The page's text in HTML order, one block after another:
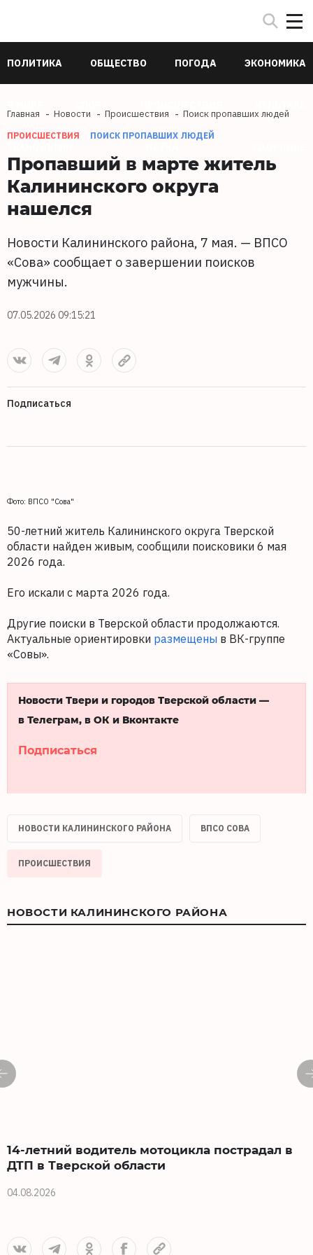
ПОЛИТИКА ОБЩЕСТВО ПОГОДА ЭКОНОМИКА
Главная Новости Происшествия Поиск пропавших людей
ПРОИСШЕСТВИЯ ПОИСК ПРОПАВШИХ ЛЮДЕЙ
Пропавший в марте житель
Калининского округа
нашелся
Новости Калининского района, 7 мая. — ВПСО
«Сова» сообщает о завершении поисков
мужчины.
07.05.2026 09:15:21
Подписаться
Фото: ВПСО "Сова"
50-летний житель Калининского округа Тверской
области найден живым, сообщили поисковики 6 мая
2026 года.
Его искали с марта 2026 года.
Другие поиски в Тверской области продолжаются.
Актуальные ориентировки размещены в ВК-группе
«Совы».
Новости Твери и городов Тверской области —
в Телеграм, в ОК и Вконтакте
Подписаться
НОВОСТИ КАЛИНИНСКОГО РАЙОНА ВПСО СОВА
ПРОИСШЕСТВИЯ
НОВОСТИ КАЛИНИНСКОГО РАЙОНА
14-летний водитель мотоцикла пострадал в
ДТП в Тверской области
04.08.2026